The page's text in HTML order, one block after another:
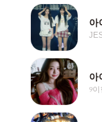
아
아
୨